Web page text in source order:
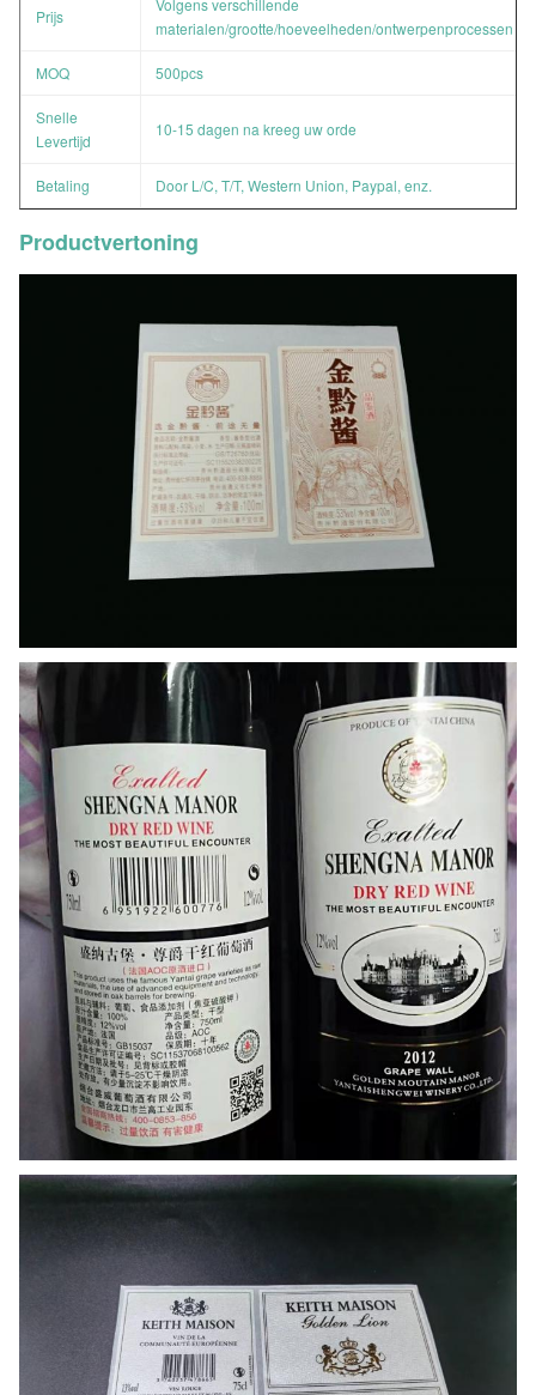
Prijs
Volgens verschillende
materialen/grootte/hoeveelheden/ontwerpenprocessen
MOQ 500pcs
Snelle
Levertijd
10-15 dagen na kreeg uw orde
Betaling Door L/C, T/T, Western Union, Paypal, enz.
Productvertoning